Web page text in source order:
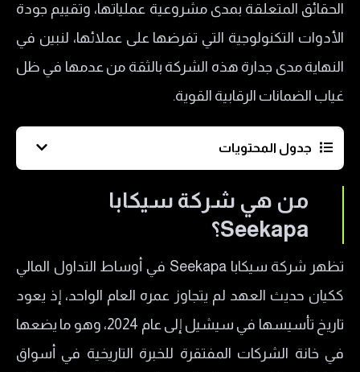
الحقائق المتعلقة بمدى مشروعية عملياتها، وتقييم جودة
الأدوات التكنولوجية التي تفرضها على عملائها، لنبين في
النهاية مدى جدارة هذه الشركة بالثقة من عدمها في ظل
غياب الضمانات الرقابية القوية.
جدول المحتويات
من هي شركة سيكابا Seekapa؟
هل شركة سيكابا Seekapa مرخصة؟
إيجابيات وسلبيات شركة Seekapa
أنواع حسابات التداول في سيكابا Seekapa
الأصول المالية المتاحة في شركة سيكابا
منصات تداول شركة Seekapa
هل شركة Seekapa نصابة؟
من هي شركة سيكابا
Seekapa؟
تظهر شركة سيكابا Seekapa في أوساط التداول المالي
ككيان حديث العهد لم يتجاوز عمره العام الواحد، إذ يعود
تاريخ تأسيسها في سيشيل إلى عام 2024، وهو ما يضعها
في خانة الشركات المفتقرة للخبرة التاريخية في أسواق